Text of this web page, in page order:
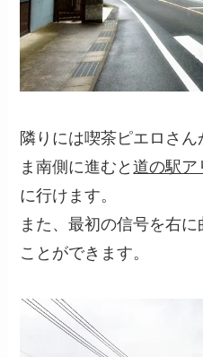
隣りには喫茶ピエロさ
ま南側に進むと道の駅ア
に行けます。
また、最初の信号を右
ことができます。